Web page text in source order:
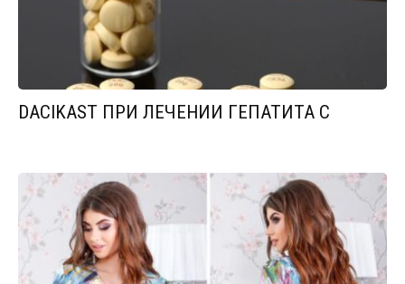
DACIKAST ПРИ ЛЕЧЕНИИ ГЕПАТИТА С